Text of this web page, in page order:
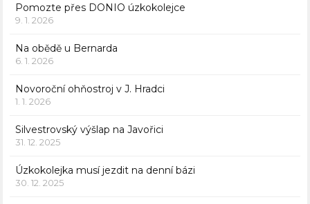
Pomozte přes DONIO úzkokolejce
9. 1. 2026
Na obědě u Bernarda
6. 1. 2026
Novoroční ohňostroj v J. Hradci
1. 1. 2026
Silvestrovský výšlap na Javořici
31. 12. 2025
Úzkokolejka musí jezdit na denní bázi
30. 12. 2025